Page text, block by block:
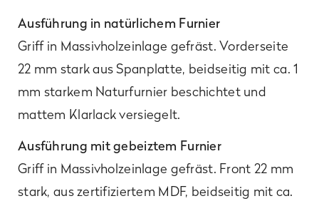
Ausführung in natürlichem Furnier
Griff in Massivholzeinlage gefräst. Vorderseite
22 mm stark aus Spanplatte, beidseitig mit ca. 1
mm starkem Naturfurnier beschichtet und
mattem Klarlack versiegelt.
Ausführung mit gebeiztem Furnier
Griff in Massivholzeinlage gefräst. Front 22 mm
stark, aus zertifiziertem MDF, beidseitig mit ca.